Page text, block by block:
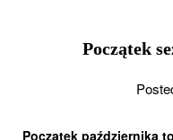
Początek
Początek października